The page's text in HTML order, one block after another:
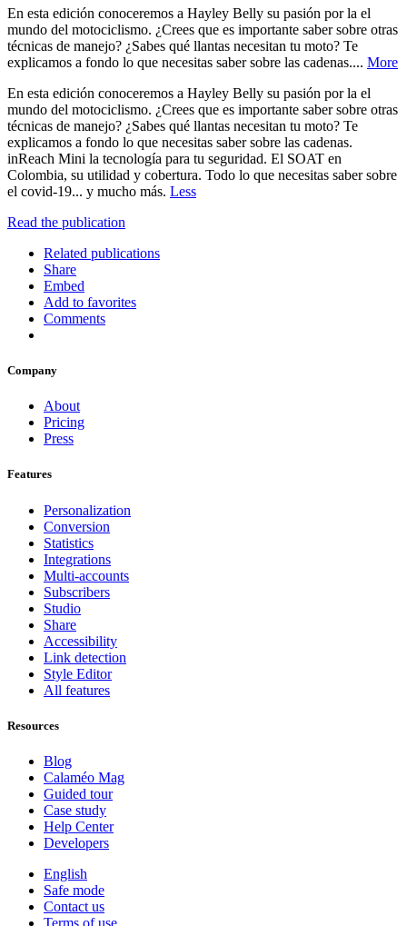
En esta edición conoceremos a Hayley Belly su pasión por la el
mundo del motociclismo. ¿Crees que es importante saber sobre otras
técnicas de manejo? ¿Sabes qué llantas necesitan tu moto? Te
explicamos a fondo lo que necesitas saber sobre las cadenas.... More
En esta edición conoceremos a Hayley Belly su pasión por la el
mundo del motociclismo. ¿Crees que es importante saber sobre otras
técnicas de manejo? ¿Sabes qué llantas necesitan tu moto? Te
explicamos a fondo lo que necesitas saber sobre las cadenas.
inReach Mini la tecnología para tu seguridad. El SOAT en
Colombia, su utilidad y cobertura. Todo lo que necesitas saber sobre
el covid-19... y mucho más. Less
Read the publication
Related publications
Share
Embed
Add to favorites
Comments
Company
About
Pricing
Press
Features
Personalization
Conversion
Statistics
Integrations
Multi-accounts
Subscribers
Studio
Share
Accessibility
Link detection
Style Editor
All features
Resources
Blog
Calaméo Mag
Guided tour
Case study
Help Center
Developers
English
Safe mode
Contact us
Terms of use